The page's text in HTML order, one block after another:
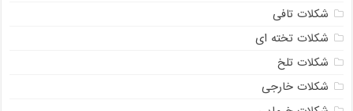
شکلات تافی
شکلات تخته ای
شکلات تلخ
شکلات خارجی